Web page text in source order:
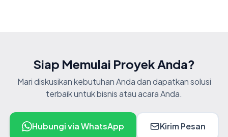
Siap Memulai Proyek Anda?
Mari diskusikan kebutuhan Anda dan dapatkan solusi
terbaik untuk bisnis atau acara Anda.
Hubungi via WhatsApp Kirim Pesan